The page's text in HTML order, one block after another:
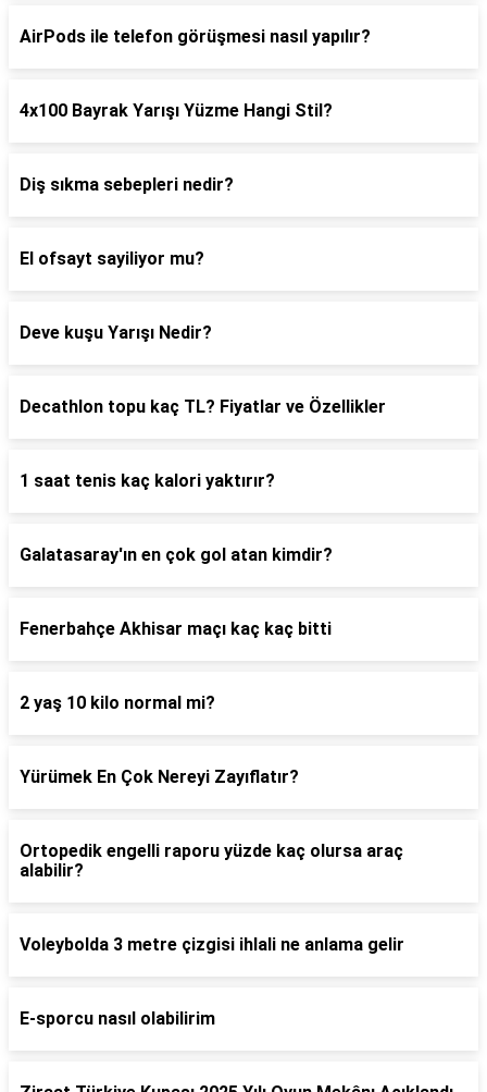
AirPods ile telefon görüşmesi nasıl yapılır?
4x100 Bayrak Yarışı Yüzme Hangi Stil?
Diş sıkma sebepleri nedir?
El ofsayt sayiliyor mu?
Deve kuşu Yarışı Nedir?
Decathlon topu kaç TL? Fiyatlar ve Özellikler
1 saat tenis kaç kalori yaktırır?
Galatasaray'ın en çok gol atan kimdir?
Fenerbahçe Akhisar maçı kaç kaç bitti
2 yaş 10 kilo normal mi?
Yürümek En Çok Nereyi Zayıflatır?
Ortopedik engelli raporu yüzde kaç olursa araç
alabilir?
Voleybolda 3 metre çizgisi ihlali ne anlama gelir
E-sporcu nasıl olabilirim